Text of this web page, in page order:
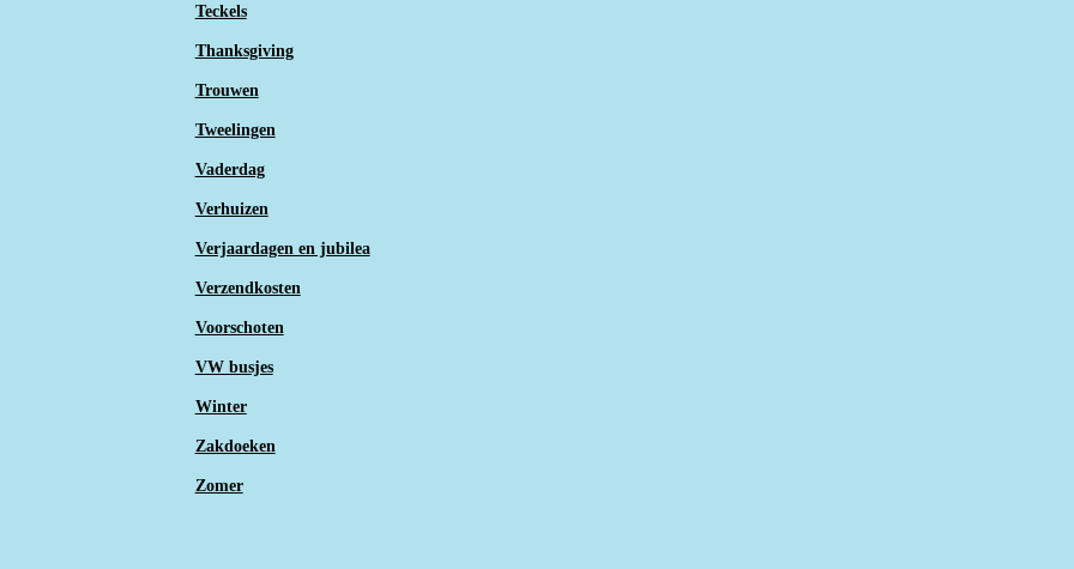
Teckels
Thanksgiving
Trouwen
Tweelingen
Vaderdag
Verhuizen
Verjaardagen en jubilea
Verzendkosten
Voorschoten
VW busjes
Winter
Zakdoeken
Zomer